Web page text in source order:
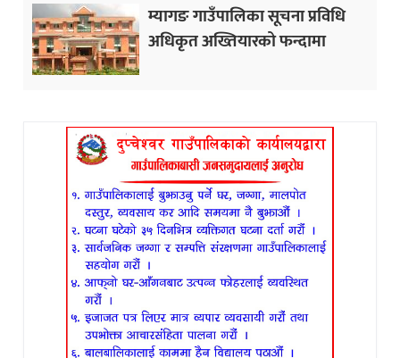
म्यागङ गाउँपालिका सूचना प्रविधि
अधिकृत अख्तियारको फन्दामा